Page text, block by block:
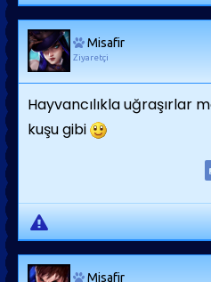
Misafir
Ziyaretçi
Hayvancılıkla uğraşırlar
kuşu gibi
Misafir